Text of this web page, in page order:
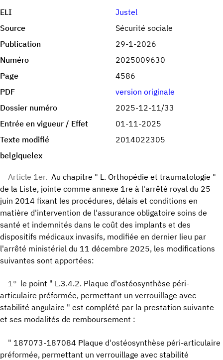
ELI
Justel
Source
Sécurité sociale
Publication
29-1-2026
Numéro
2025009630
Page
4586
PDF
version originale
Dossier numéro
2025-12-11/33
Entrée en vigueur / Effet
01-11-2025
Texte modifié
2014022305
belgiquelex
Article 1er. Au chapitre " L. Orthopédie et traumatologie "
de la Liste, jointe comme annexe 1re à l'arrêté royal du 25
juin 2014 fixant les procédures, délais et conditions en
matière d'intervention de l'assurance obligatoire soins de
santé et indemnités dans le coût des implants et des
dispositifs médicaux invasifs, modifiée en dernier lieu par
l'arrêté ministériel du 11 décembre 2025, les modifications
suivantes sont apportées:
1° le point " L.3.4.2. Plaque d'ostéosynthèse péri-
articulaire préformée, permettant un verrouillage avec
stabilité angulaire " est complété par la prestation suivante
et ses modalités de remboursement :
" 187073-187084 Plaque d'ostéosynthèse péri-articulaire
préformée, permettant un verrouillage avec stabilité